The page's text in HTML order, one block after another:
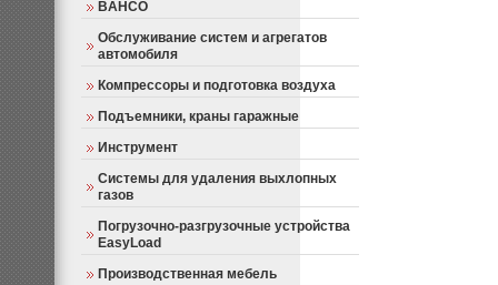
BAHCO
Обслуживание систем и агрегатов
автомобиля
Компрессоры и подготовка воздуха
Подъемники, краны гаражные
Инструмент
Системы для удаления выхлопных
газов
Погрузочно-разгрузочные устройства
EasyLoad
Производственная мебель